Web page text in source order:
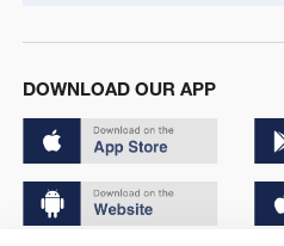
DOWNLOAD OUR APP